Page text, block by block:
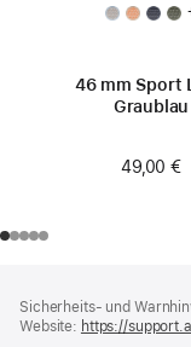
46 mm Sport
Graublau
49,00 €
Sicherheits- und
Website: https://